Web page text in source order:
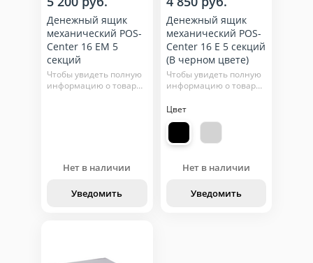
Денежный ящик
механический POS-
Center 16 EM 5
секций
Чтобы увидеть полную
информацию о товаре,
Нет в наличии
Уведомить
Денежный ящик
механический POS-
Center 16 E 5 секций
(В черном цвете)
Чтобы увидеть полную
информацию о товаре,
"подробнее"
Цвет
Нет в наличии
Уведомить